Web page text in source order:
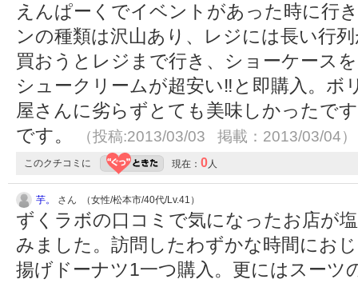
えんぱーくでイベントがあった時に行
ンの種類は沢山あり、レジには長い行
買おうとレジまで行き、ショーケース
シュークリームが超安い‼と即購入。ボ
屋さんに劣らずとても美味しかったで
です。
（投稿:2013/03/03 掲載：2013/03/04）
このクチコミに 現在： 0人
芋。 さん （女性/松本市/40代/Lv.41）
ずくラボの口コミで気になったお店が
みました。訪問したわずかな時間にお
揚げドーナツ1一つ購入。更にはスーツ